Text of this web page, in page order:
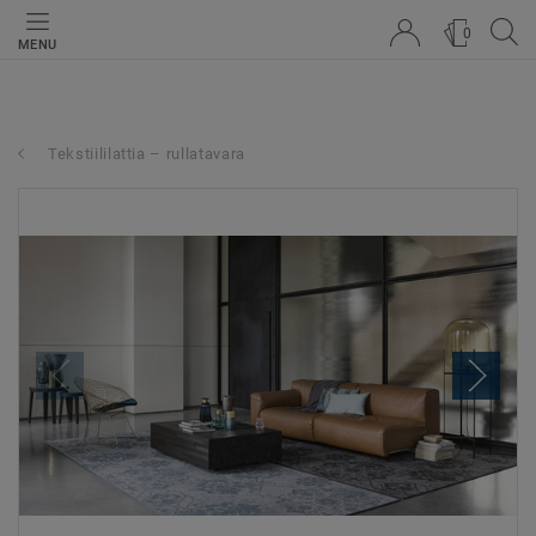
MENU
0
Tekstiililattia – rullatavara